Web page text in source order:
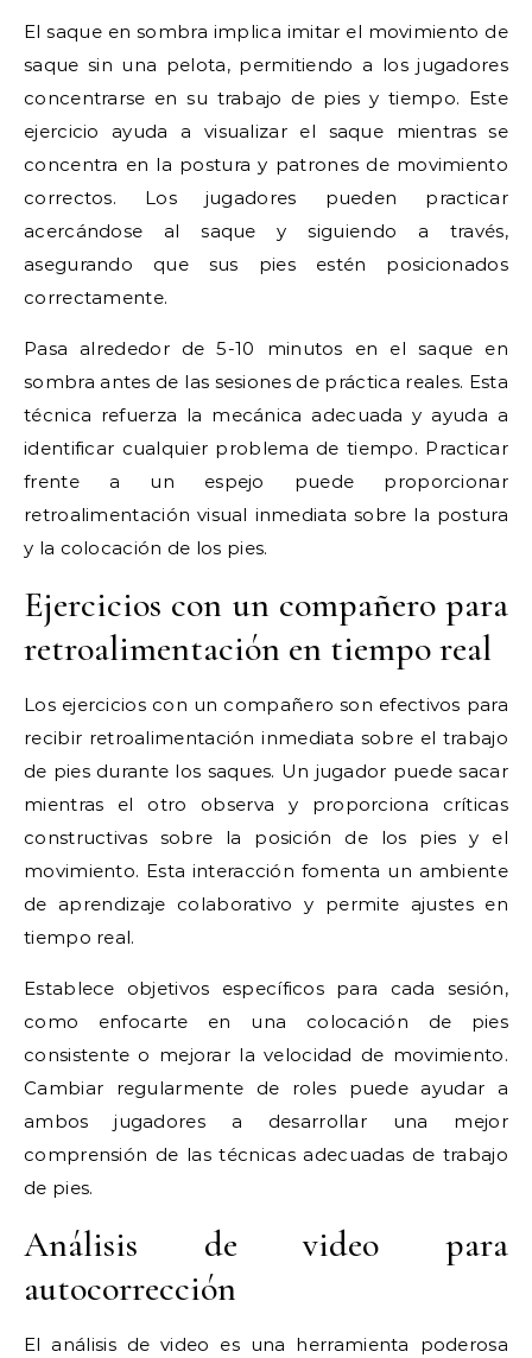
El saque en sombra implica imitar el movimiento de
saque sin una pelota, permitiendo a los jugadores
concentrarse en su trabajo de pies y tiempo. Este
ejercicio ayuda a visualizar el saque mientras se
concentra en la postura y patrones de movimiento
correctos. Los jugadores pueden practicar
acercándose al saque y siguiendo a través,
asegurando que sus pies estén posicionados
correctamente.
Pasa alrededor de 5-10 minutos en el saque en
sombra antes de las sesiones de práctica reales. Esta
técnica refuerza la mecánica adecuada y ayuda a
identificar cualquier problema de tiempo. Practicar
frente a un espejo puede proporcionar
retroalimentación visual inmediata sobre la postura
y la colocación de los pies.
Ejercicios con un compañero para
retroalimentación en tiempo real
Los ejercicios con un compañero son efectivos para
recibir retroalimentación inmediata sobre el trabajo
de pies durante los saques. Un jugador puede sacar
mientras el otro observa y proporciona críticas
constructivas sobre la posición de los pies y el
movimiento. Esta interacción fomenta un ambiente
de aprendizaje colaborativo y permite ajustes en
tiempo real.
Establece objetivos específicos para cada sesión,
como enfocarte en una colocación de pies
consistente o mejorar la velocidad de movimiento.
Cambiar regularmente de roles puede ayudar a
ambos jugadores a desarrollar una mejor
comprensión de las técnicas adecuadas de trabajo
de pies.
Análisis de video para
autocorrección
El análisis de video es una herramienta poderosa